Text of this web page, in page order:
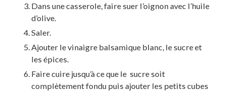
Dans une casserole, faire suer l’oignon avec l’huile
d’olive.
Saler.
Ajouter le vinaigre balsamique blanc, le sucre et
les épices.
Faire cuire jusqu’à ce que le sucre soit
complètement fondu puis ajouter les petits cubes